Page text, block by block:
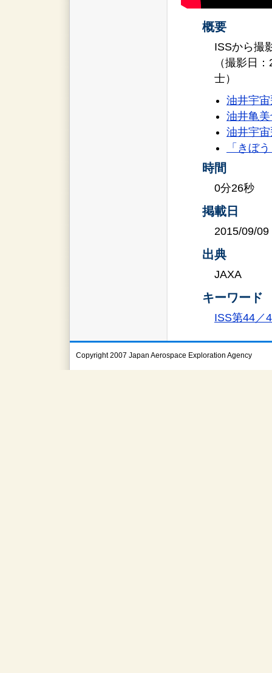
概要
ISSから撮
（撮影日
士）
油井宇
油井亀
油井宇
「きぼ
時間
0分26秒
掲載日
2015/09/09
出典
JAXA
キーワード
ISS第44／
Copyright 2007 Japan Aerospace Exploration Agency